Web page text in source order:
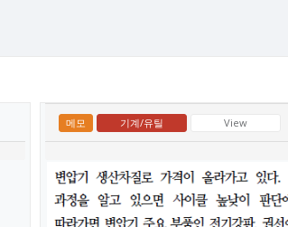
메모 기계/유틸 View